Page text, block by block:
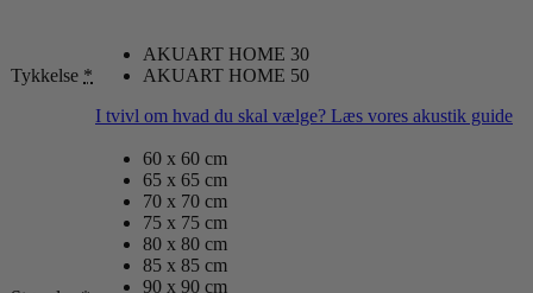
Tykkelse *
AKUART HOME 30
AKUART HOME 50
I tvivl om hvad du skal vælge? Læs vores akustik guide
60 x 60 cm
65 x 65 cm
70 x 70 cm
75 x 75 cm
80 x 80 cm
85 x 85 cm
90 x 90 cm